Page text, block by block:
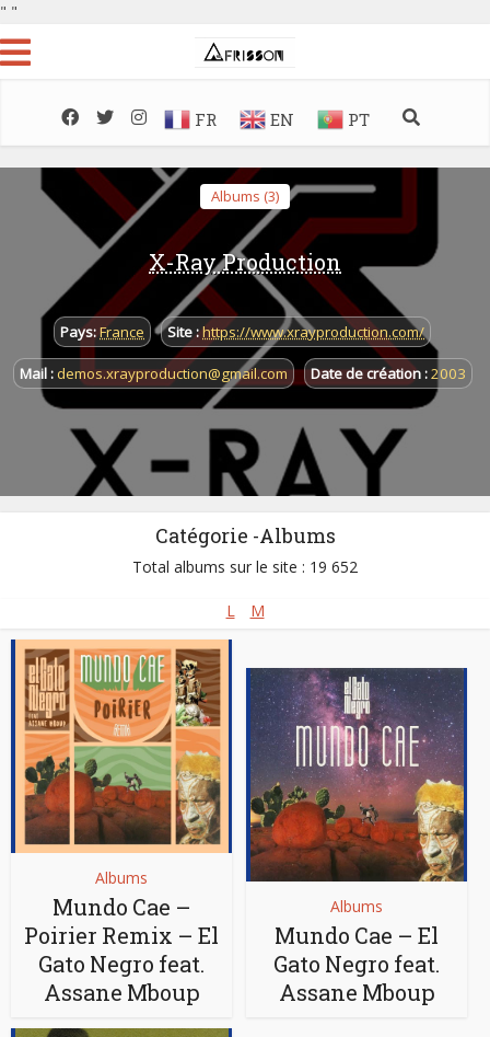
" "
FR EN PT
Albums (3)
X-Ray Production
Pays:France Site :https://www.xrayproduction.com/
Mail :demos.xrayproduction@gmail.com Date de création :2003
Catégorie -Albums
Total albums sur le site : 19 652
L M
Albums
Mundo Cae –
Poirier Remix – El
Gato Negro feat.
Assane Mboup
Albums
Mundo Cae – El
Gato Negro feat.
Assane Mboup